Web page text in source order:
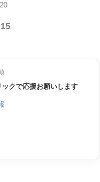
クで応援お願いします